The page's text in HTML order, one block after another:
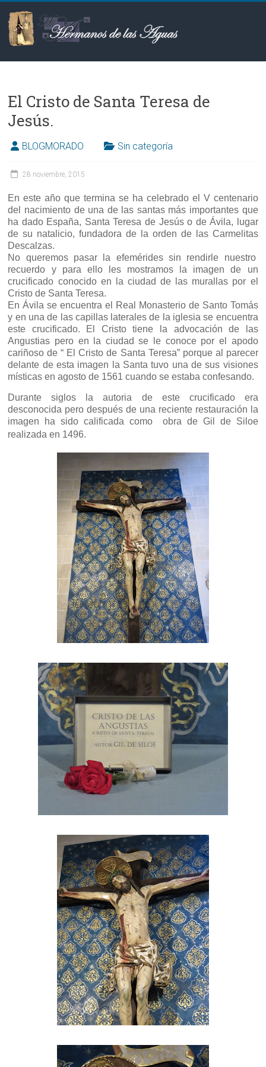
contenido
Hermanos
las
Aguas
El Cristo de Santa Teresa de
Jesús.
BLOGMORADO Sin categoría
28 noviembre, 2015
En este año que termina se ha celebrado el V centenario
del nacimiento de una de las santas más importantes que
ha dado España, Santa Teresa de Jesús o de Ávila, lugar
de su natalicio, fundadora de la orden de las Carmelitas
Descalzas.
No queremos pasar la efemérides sin rendirle nuestro
recuerdo y para ello les mostramos la imagen de un
crucificado conocido en la ciudad de las murallas por el
Cristo de Santa Teresa.
En Ávila se encuentra el Real Monasterio de Santo Tomás
y en una de las capillas laterales de la iglesia se encuentra
este crucificado. El Cristo tiene la advocación de las
Angustias pero en la ciudad se le conoce por el apodo
cariñoso de “ El Cristo de Santa Teresa” porque al parecer
delante de esta imagen la Santa tuvo una de sus visiones
místicas en agosto de 1561 cuando se estaba confesando.
Durante siglos la autoria de este crucificado era
desconocida pero después de una reciente restauración la
imagen ha sido calificada como obra de Gil de Siloe
realizada en 1496.